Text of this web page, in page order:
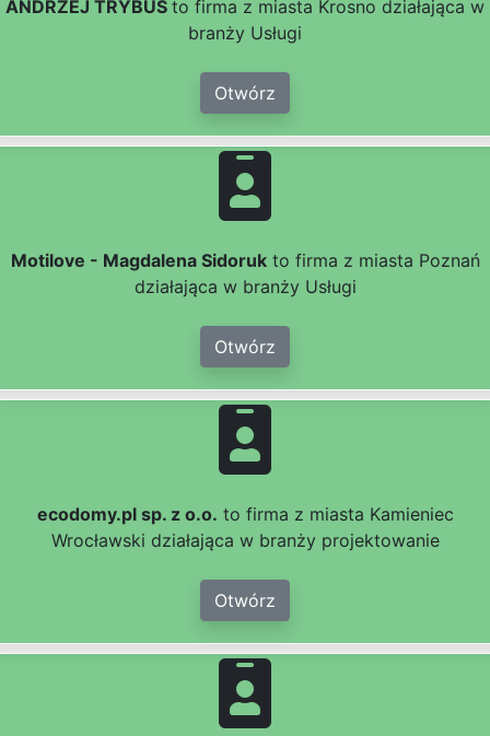
ANDRZEJ TRYBUS to firma z miasta Krosno działająca w
branży Usługi
Otwórz
Motilove - Magdalena Sidorukto firma z miasta Poznań
działająca w branży Usługi
Otwórz
ecodomy.pl sp. z o.o. to firma z miasta Kamieniec
Wrocławski działająca w branży projektowanie
Otwórz